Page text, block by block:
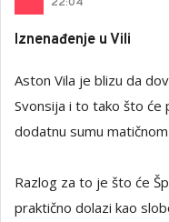
Iznenađenje u Vili
Aston Vila je blizu da
Svonsija i to tako što će
dodatnu sumu matičnom
Razlog za to je što će
praktično dolazi kao